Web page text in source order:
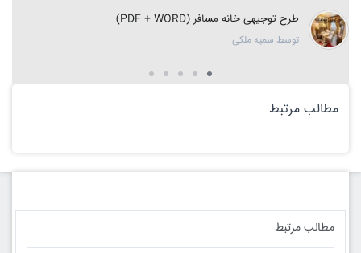
طرح توجیهی خانه مسافر (PDF + WORD)
توسط سمیه ملکی
مطالب مرتبط
مطالب مرتبط